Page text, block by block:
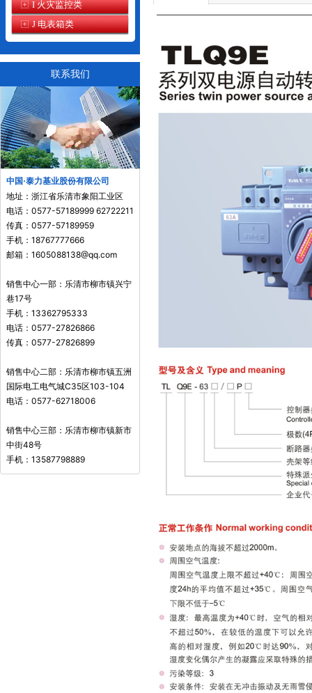
I 火灾监控类
J 电表箱类
联系我们
中国·泰力基业股份有限公司
地址：浙江省乐清市象阳工业区
电话：0577-57189999 62722211
传真：0577-57189959
手机：18767777666
邮箱：1605088138@qq.com
销售中心一部：乐清市柳市镇兴宁
巷17号
手机：13362795333
电话：0577-27826866
传真：0577-27826899
销售中心二部：乐清市柳市镇五洲
国际电工电气城C35区103-104
电话：0577-62718006
销售中心三部：乐清市柳市镇新市
中街48号
手机：13587798889